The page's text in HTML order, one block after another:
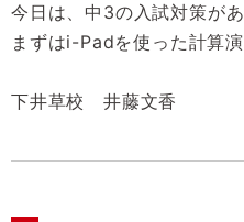
今日は、中3の入試対策があ
まずはi-Padを使った計算
下井草校 井藤文香